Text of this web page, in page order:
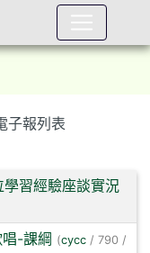
子報列表
習經驗座談實況
-課綱 (cycc/ 790 /